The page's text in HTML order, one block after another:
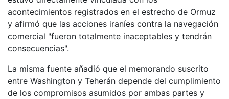
acontecimientos registrados en el estrecho de Ormuz
y afirmó que las acciones iraníes contra la navegación
comercial "fueron totalmente inaceptables y tendrán
consecuencias".
La misma fuente añadió que el memorando suscrito
entre Washington y Teherán depende del cumplimiento
de los compromisos asumidos por ambas partes y